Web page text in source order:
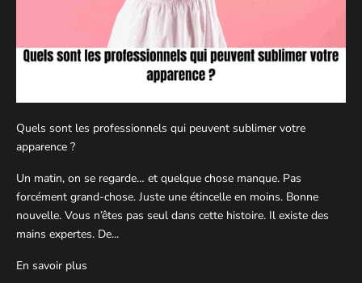
Quels sont les professionnels qui peuvent sublimer votre
apparence ?
Un matin, on se regarde… et quelque chose manque. Pas
forcément grand-chose. Juste une étincelle en moins. Bonne
nouvelle. Vous n’êtes pas seul dans cette histoire. Il existe des
mains expertes. De...
En savoir plus